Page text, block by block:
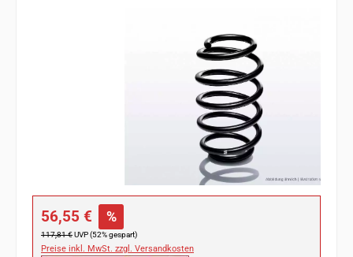
Verkaufspreis:
56,55 € %
Regulärer Preis:
117,81 €UVP (52% gespart)
Preise inkl. MwSt. zzgl. Versandkosten